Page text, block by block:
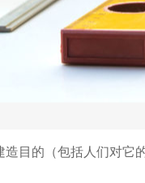
目的（包括人们对